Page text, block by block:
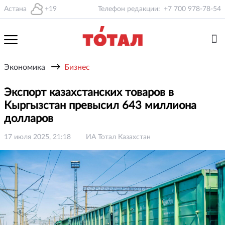
Астана +19 Телефон редакции: +7 700 978-78-54
Экономика → Бизнес
Экспорт казахстанских товаров в
Кыргызстан превысил 643 миллиона
долларов
17 июля 2025, 21:18 ИА Тотал Казахстан